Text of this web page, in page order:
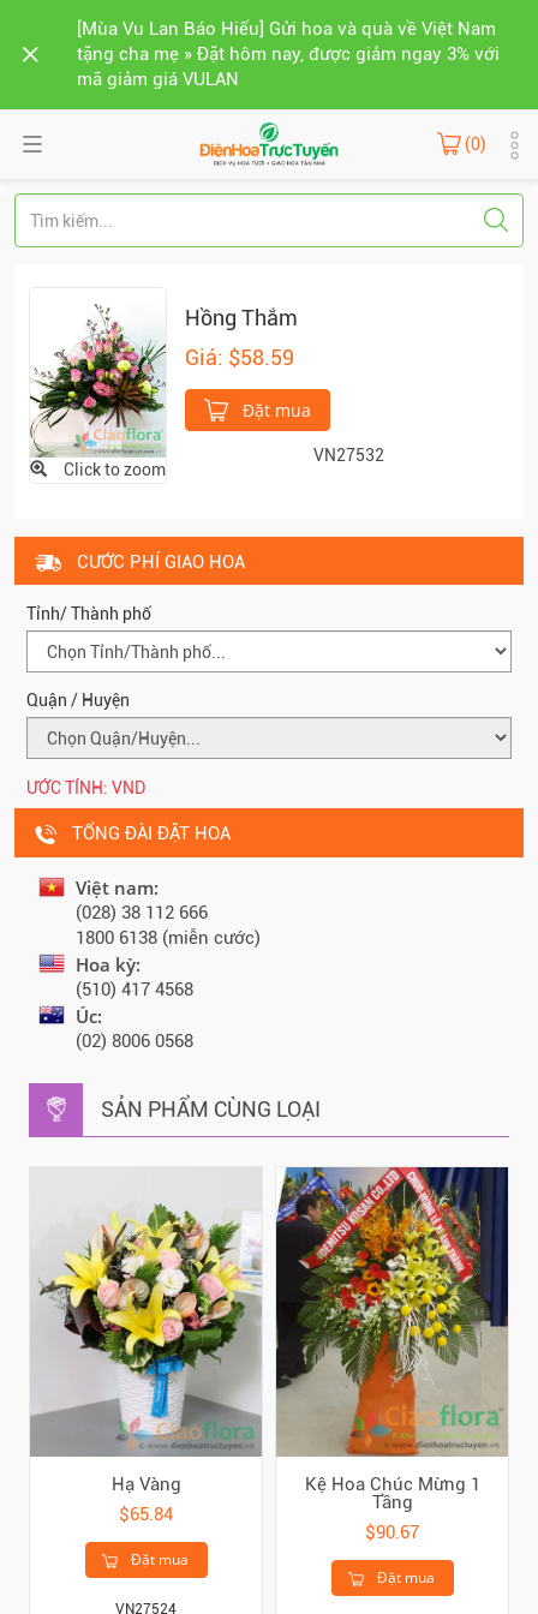
[Mùa Vu Lan Báo Hiếu] Gửi hoa và quà về Việt Nam
tặng cha mẹ » Đặt hôm nay, được giảm ngay 3% với
mã giảm giá VULAN
(0)
Click to zoom
Hồng Thắm
Giá: $58.59
Đặt mua
VN27532
CƯỚC PHÍ GIAO HOA
Tỉnh/ Thành phố
Quận / Huyện
ƯỚC TÍNH: VND
TỔNG ĐÀI ĐẶT HOA
Việt nam:
(028) 38 112 666
1800 6138 (miễn cước)
Hoa kỳ:
(510) 417 4568
Úc:
(02) 8006 0568
SẢN PHẨM CÙNG LOẠI
Hạ Vàng
$65.84
Đặt mua
VN27524
Kệ Hoa Chúc Mừng 1
Tầng
$90.67
Đặt mua